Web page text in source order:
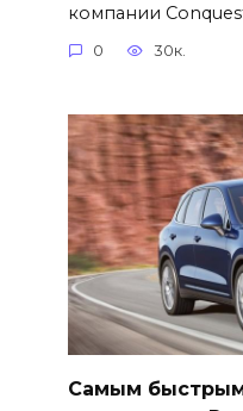
компании
0 30к.
Самым